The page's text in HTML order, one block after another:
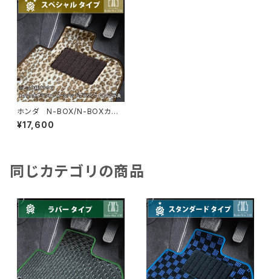
ホンダ N-BOX/N-BOXカス
タム H29/9〜R5/10 JF3/4
フロアマット一式 カーマッ
¥17,600
同じカテゴリの商品